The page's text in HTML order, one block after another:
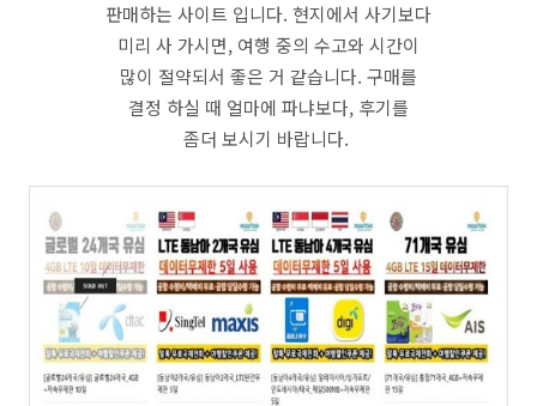
판매하는 사이트 입니다. 현지에서 사기보다
미리 사 가시면, 여행 중의 수고와 시간이
많이 절약되서 좋은 거 같습니다. 구매를
결정 하실 때 얼마에 파냐보다, 후기를
좀더 보시기 바랍니다.